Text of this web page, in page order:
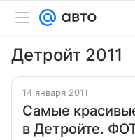
Детройт 2011
14 января 2011
Самые
в Детройте.